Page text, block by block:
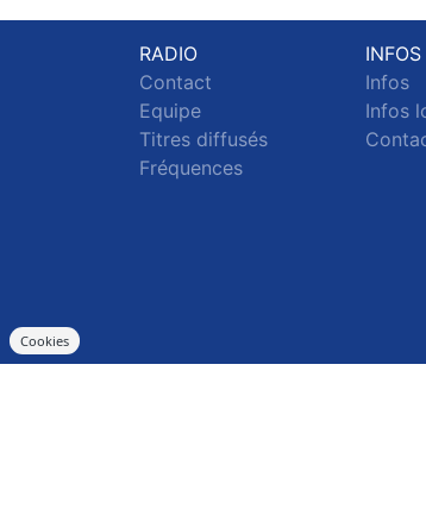
RADIO
Contact
Equipe
Titres diffusés
Fréquences
INFOS
Infos
Infos
Cookies